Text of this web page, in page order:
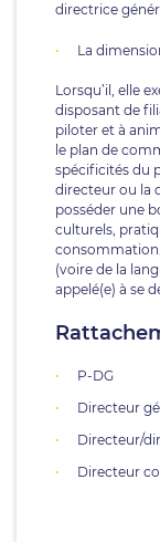
directrice
La
Lorsqu’il, elle
disposant de
piloter et à
le plan de
spécificités du
directeur ou la
posséder une
culturels,
(voire de la
appelé(e) à se
P-DG
Directeur
Directeur/
Directeur